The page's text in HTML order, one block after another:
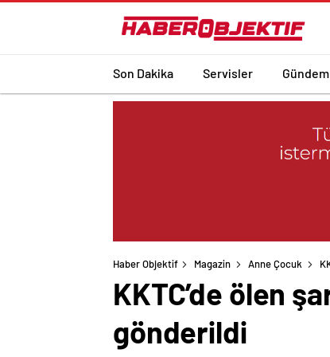
Son Dakika Servisler Gündem
Haber Objektif Magazin Anne Çocuk
KKTC’de ölen
gönderildi